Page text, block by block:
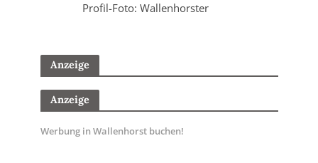
Profil-Foto: Wallenhorster
Anzeige
Anzeige
Werbung in Wallenhorst buchen!